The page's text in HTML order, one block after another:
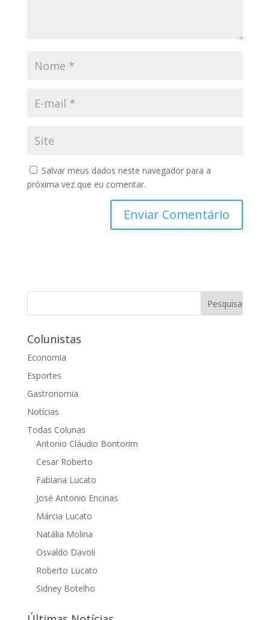
Salvar meus dados neste navegador para a
próxima vez que eu comentar.
Colunistas
Economia
Esportes
Gastronomia
Notícias
Todas Colunas
Antonio Cláudio Bontorim
Cesar Roberto
Fabiana Lucato
José Antonio Encinas
Márcia Lucato
Natália Molina
Osvaldo Davoli
Roberto Lucato
Sidney Botelho